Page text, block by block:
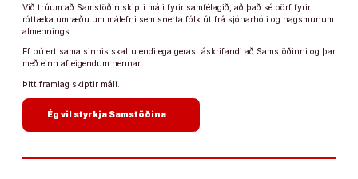
Við trúum að Samstöðin skipti máli fyrir samfélagið, að það sé þörf fyrir
róttæka umræðu um málefni sem snerta fólk út frá sjónarhóli og hagsmunum
almennings.
Ef þú ert sama sinnis skaltu endilega gerast áskrifandi að Samstöðinni og þar
með einn af eigendum hennar.
Þitt framlag skiptir máli.
Ég vil styrkja Samstöðina